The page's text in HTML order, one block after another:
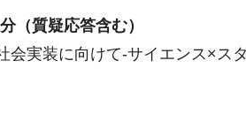
（質疑応答含む）
実装に向けて-サイエンス×ス